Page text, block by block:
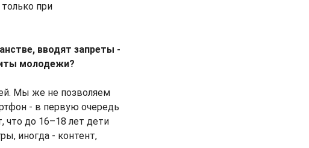
при
вводят запреты -
молодежи?
Мы же не позволяем
- в первую очередь
что до 16–18 лет дети
иногда - контент,